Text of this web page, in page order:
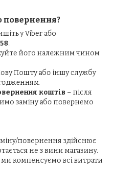
повернення?
у Viber або
.
його належним чином
Пошту або іншу службу
коштів – після
заміну або повернемо
повернення здійснює
не з вини магазину.
ми компенсуємо всі витрати